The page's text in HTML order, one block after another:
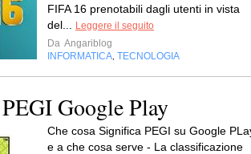
FIFA 16 prenotabili dagli utenti in vista
del...
Leggere il seguito
Da Angariblog
INFORMATICA TECNOLOGIA
Google Play
Che cosa Significa PEGI su Google
e a che cosa serve - La classificazione